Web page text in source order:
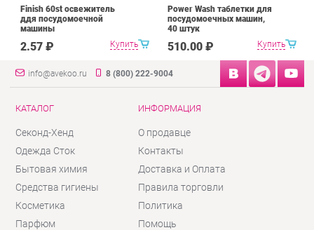
Купить
Finish 60st освежитель
ддя посудомоечной
машины
2.57 ₽ Купить
Power Wash таблетки для
посудомоечных машин,
40 штук
510.00 ₽
info@avekoo.ru 8 (800) 222-9004
КАТАЛОГ
Секонд-Хенд
Одежда Сток
Бытовая химия
Средства гигиены
Косметика
Парфюм
ИНФОРМАЦИЯ
О продавце
Контакты
Доставка и Оплата
Правила торговли
Политика
Помощь